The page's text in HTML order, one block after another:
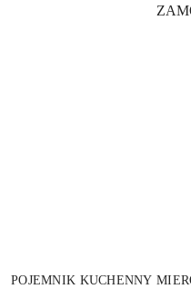
POJEMNIK KUCHENNY